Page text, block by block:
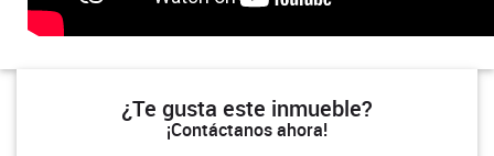
¿Te gusta este inmueble?
¡Contáctanos ahora!